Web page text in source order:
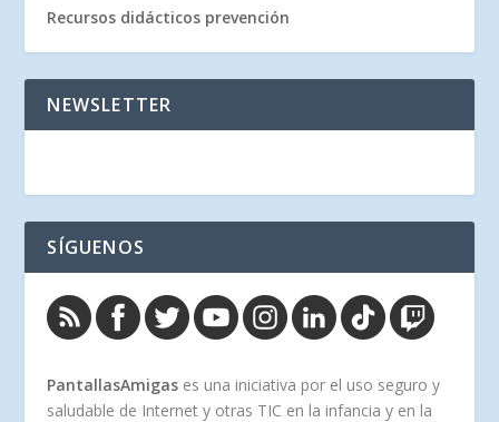
Recursos didácticos prevención
NEWSLETTER
SÍGUENOS
PantallasAmigas es una iniciativa por el uso seguro y
saludable de Internet y otras TIC en la infancia y en la